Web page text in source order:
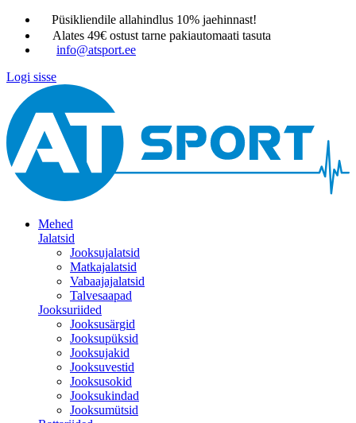
Püsikliendile allahindlus 10% jaehinnast!
Alates 49€ ostust tarne pakiautomaati tasuta
info@atsport.ee
Logi sisse
Mehed
Jalatsid
Jooksujalatsid
Matkajalatsid
Vabaajajalatsid
Talvesaapad
Jooksuriided
Jooksusärgid
Jooksupüksid
Jooksujakid
Jooksuvestid
Jooksusokid
Jooksukindad
Jooksumütsid